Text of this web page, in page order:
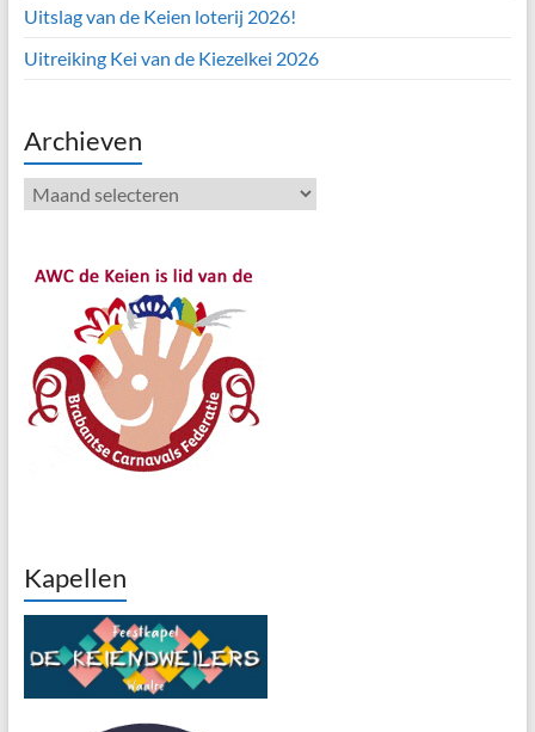
Uitslag van de Keien loterij 2026!
Uitreiking Kei van de Kiezelkei 2026
Archieven
Archieven
Kapellen